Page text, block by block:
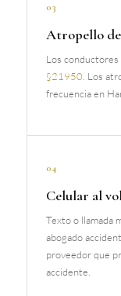
03
Atropello
Los conductores
§21950 . Los
frecuencia en
04
Celular al
Texto o llamada
abogado
proveedor que
accidente.